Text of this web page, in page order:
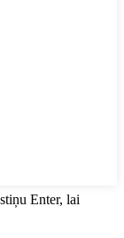
Enter, lai